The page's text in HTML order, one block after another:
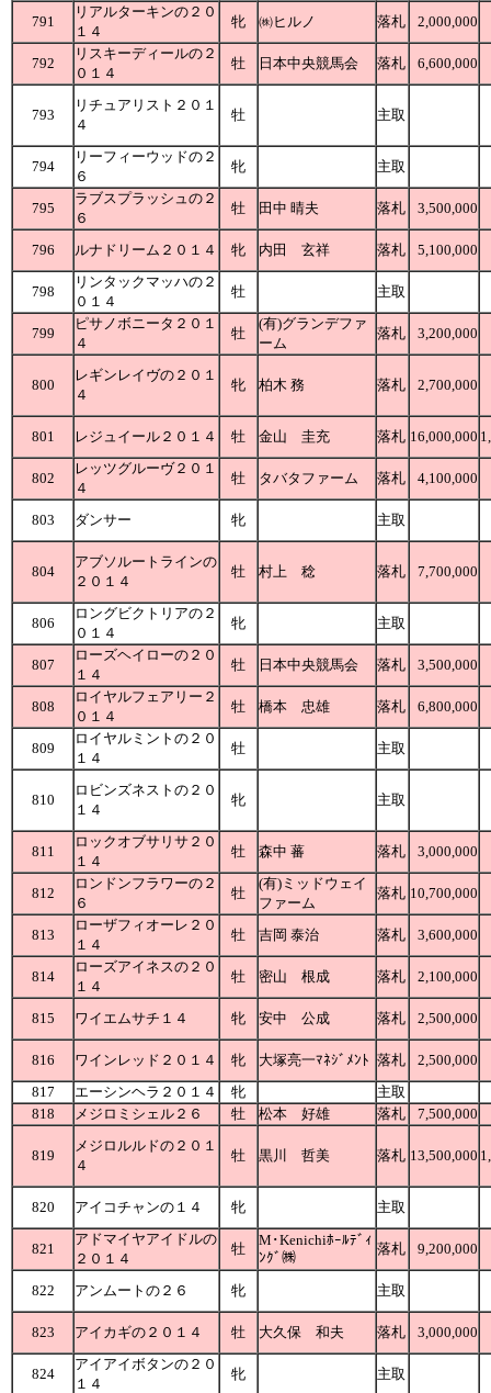
791
リアルターキンの２０
１４
牝 ㈱ヒルノ 落札 2,000,000
792
リスキーディールの２
０１４
牡 日本中央競馬会 落札 6,600,000
793
リチュアリスト２０１
４
牡 主取
794
リーフィーウッドの２
６
牝 主取
795
ラブスプラッシュの２
６
牡 田中 晴夫 落札 3,500,000
796 ルナドリーム２０１４ 牝 内田 玄祥 落札 5,100,000
798
リンタックマッハの２
０１４
牡 主取
799
ピサノボニータ２０１
４
牡
(有)グランデファ
ーム
落札 3,200,000
800
レギンレイヴの２０１
４
牝 柏木 務 落札 2,700,000
801 レジュイール２０１４ 牡 金山 圭充 落札 16,000,000
802
レッツグルーヴ２０１
４
牡 タバタファーム 落札 4,100,000
803 ダンサー 牝 主取
804
アブソルートラインの
２０１４
牡 村上 稔 落札 7,700,000
806
ロングビクトリアの２
０１４
牝 主取
807
ローズヘイローの２０
１４
牡 日本中央競馬会 落札 3,500,000
808
ロイヤルフェアリー２
０１４
牡 橋本 忠雄 落札 6,800,000
809
ロイヤルミントの２０
１４
牡 主取
810
ロビンズネストの２０
１４
牝 主取
811
ロックオブサリサ２０
１４
牡 森中 蕃 落札 3,000,000
812
ロンドンフラワーの２
６
牡
(有)ミッドウェイ
ファーム
落札 10,700,000
813
ローザフィオーレ２０
１４
牡 吉岡 泰治 落札 3,600,000
814
ローズアイネスの２０
１４
牡 密山 根成 落札 2,100,000
815 ワイエムサチ１４ 牝 安中 公成 落札 2,500,000
816 ワインレッド２０１４ 牝 大塚亮一ﾏﾈｼﾞﾒﾝﾄ 落札
2,500,000
817
エーシンヘラ２０１４ 牝
主取
818
メジロミシェル２６ 牡 松本 好雄 落札 7,500,000
819
メジロルルドの２０１
４
牡 黒川 哲美 落札 13,500,000
820 アイコチャンの１４ 牝 主取
821
アドマイヤアイドルの
２０１４
牡
M･Kenichiﾎｰﾙﾃﾞｨ
ﾝｸﾞ㈱
落札 9,200,000
822 アンムートの２６ 牝 主取
823 アイカギの２０１４ 牡 大久保 和夫 落札 3,000,000
824
アイアイボタンの２０
１４
牝 主取